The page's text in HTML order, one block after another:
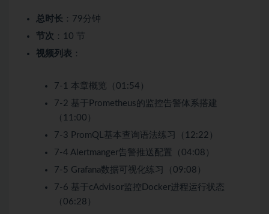
总时长 ：79分钟
节次 ：10 节
视频列表 ：
7-1 本章概览（01:54）
7-2 基于Prometheus的监控告警体系搭建
（11:00）
7-3 PromQL基本查询语法练习（12:22）
7-4 Alertmanger告警推送配置（04:08）
7-5 Grafana数据可视化练习（09:08）
7-6 基于cAdvisor监控Docker进程运行状态
（06:28）